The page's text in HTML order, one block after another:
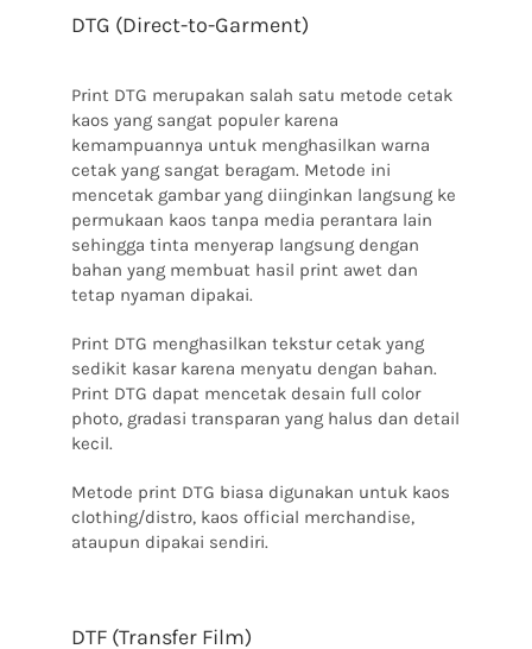
DTG (Direct-to-Garment)
Print DTG merupakan salah satu metode cetak
kaos yang sangat populer karena
kemampuannya untuk menghasilkan warna
cetak yang sangat beragam. Metode ini
mencetak gambar yang diinginkan langsung ke
permukaan kaos tanpa media perantara lain
sehingga tinta menyerap langsung dengan
bahan yang membuat hasil print awet dan
tetap nyaman dipakai.
Print DTG menghasilkan tekstur cetak yang
sedikit kasar karena menyatu dengan bahan.
Print DTG dapat mencetak desain full color
photo, gradasi transparan yang halus dan detail
kecil.
Metode print DTG biasa digunakan untuk kaos
clothing/distro, kaos official merchandise,
ataupun dipakai sendiri.
DTF (Transfer Film)